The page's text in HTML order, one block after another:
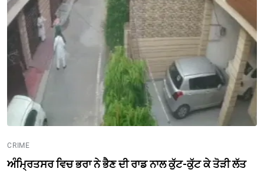
CRIME
ਅੰਮ੍ਰਿਤਸਰ ਵਿਚ ਭਰਾ ਨੇ ਭੈਣ ਦੀ ਰਾਡ ਨਾਲ ਕੁੱਟ-ਕੁੱਟ ਕੇ ਤੋੜੀ ਲੱਤ